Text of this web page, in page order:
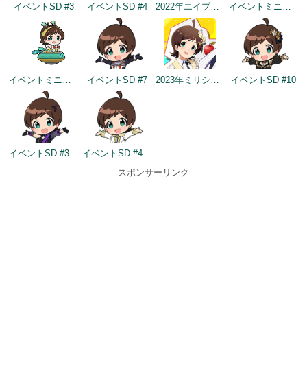
イベントSD #3 イベントSD #4 2022年エイプリルフールネタ イベントミニゲームSD（2022/11/30）
イベントミニゲームSD（2022/11/30） イベントSD #7 2023年ミリシタ4周年イメージ イベントSD #10
イベントSD #354
イベントSD #403
スポンサーリンク